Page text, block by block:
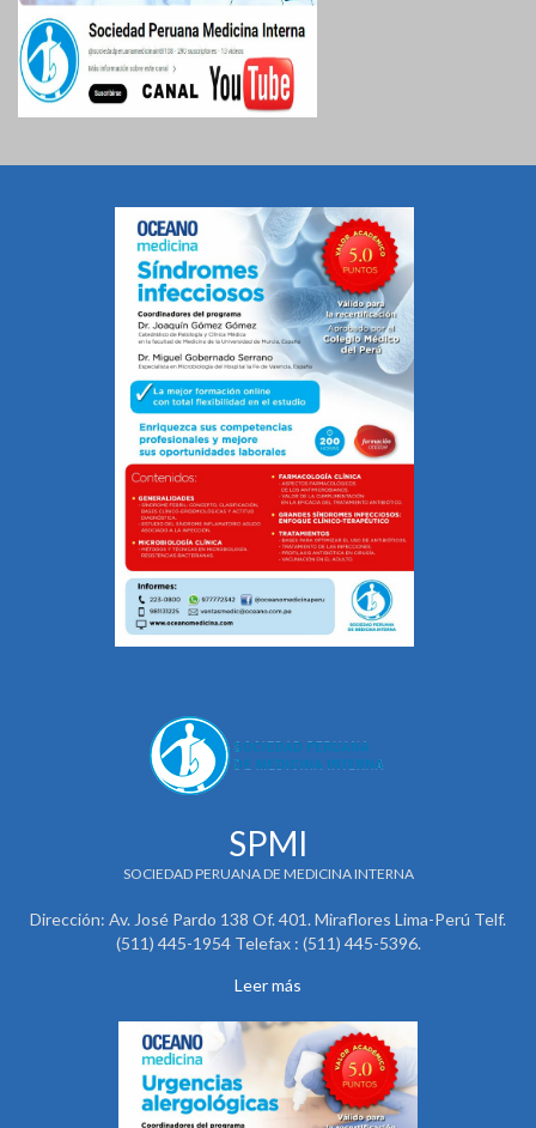
SPMI
SOCIEDAD PERUANA DE MEDICINA INTERNA
Dirección: Av. José Pardo 138 Of. 401. Miraflores Lima-Perú Telf.
(511) 445-1954 Telefax : (511) 445-5396.
Leer más